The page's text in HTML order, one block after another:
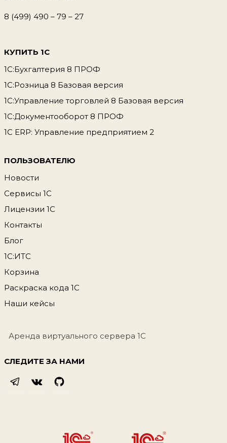
8 (499) 490 – 79 – 27
КУПИТЬ 1С
1С:Бухгалтерия 8 ПРОФ
1С:Розница 8 Базовая версия
1С:Управление торговлей 8 Базовая версия
1С:Документооборот 8 ПРОФ
1С ERP: Управление предприятием 2
ПОЛЬЗОВАТЕЛЮ
Новости
Сервисы 1С
Лицензии 1С
Контакты
Блог
1С:ИТС
Корзина
Раскраска кода 1С
Наши кейсы
Аренда виртуального сервера 1С
СЛЕДИТЕ ЗА НАМИ